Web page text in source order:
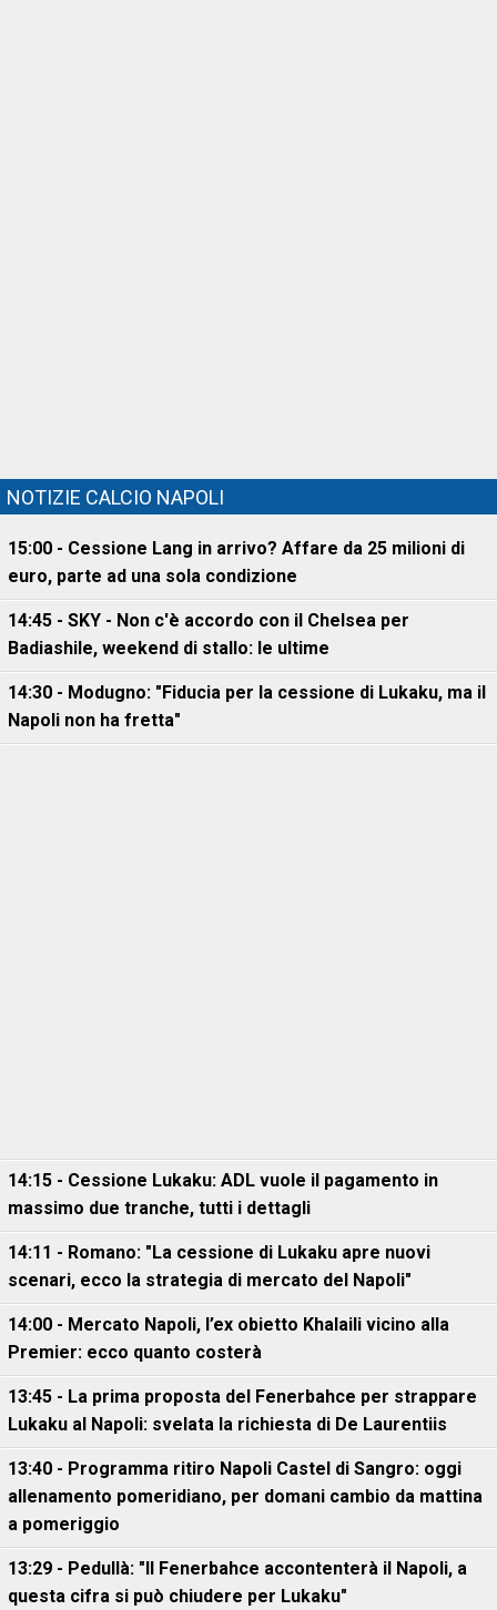
NOTIZIE CALCIO NAPOLI
15:00 - Cessione Lang in arrivo? Affare da 25 milioni di
euro, parte ad una sola condizione
14:45 - SKY - Non c'è accordo con il Chelsea per
Badiashile, weekend di stallo: le ultime
14:30 - Modugno: "Fiducia per la cessione di Lukaku, ma il
Napoli non ha fretta"
14:15 - Cessione Lukaku: ADL vuole il pagamento in
massimo due tranche, tutti i dettagli
14:11 - Romano: "La cessione di Lukaku apre nuovi
scenari, ecco la strategia di mercato del Napoli"
14:00 - Mercato Napoli, l’ex obietto Khalaili vicino alla
Premier: ecco quanto costerà
13:45 - La prima proposta del Fenerbahce per strappare
Lukaku al Napoli: svelata la richiesta di De Laurentiis
13:40 - Programma ritiro Napoli Castel di Sangro: oggi
allenamento pomeridiano, per domani cambio da mattina
a pomeriggio
13:29 - Pedullà: "Il Fenerbahce accontenterà il Napoli, a
questa cifra si può chiudere per Lukaku"